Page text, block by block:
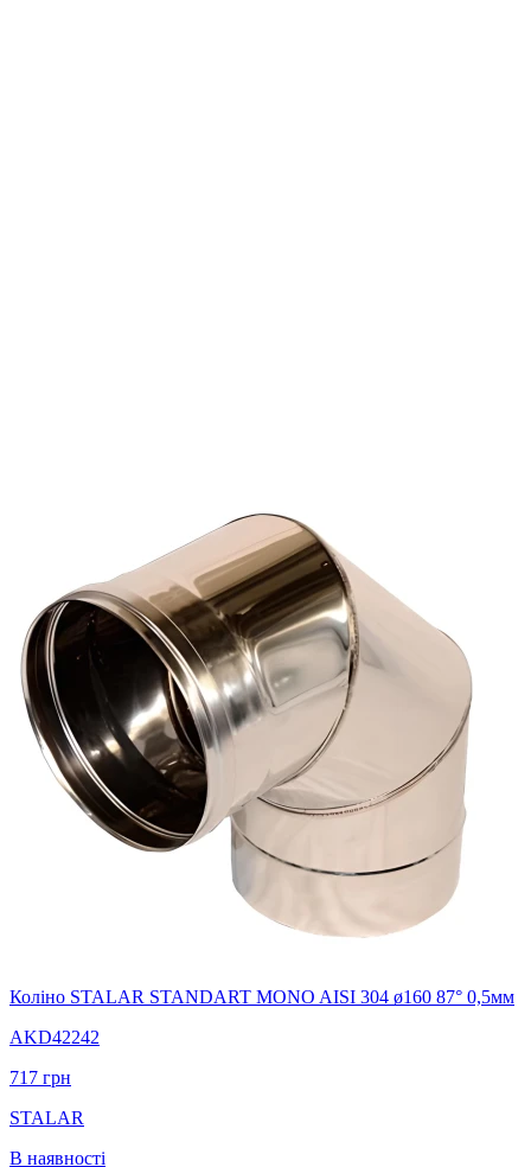
Коліно STALAR STANDART MONO AISI 304 ø160 87° 0,5мм
AKD42242
717 грн
STALAR
В наявності